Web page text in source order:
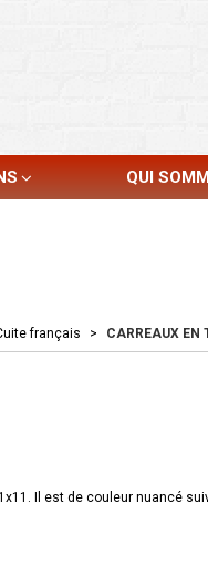
QUI
français > CARREAUX EN
Il est de couleur nuancé